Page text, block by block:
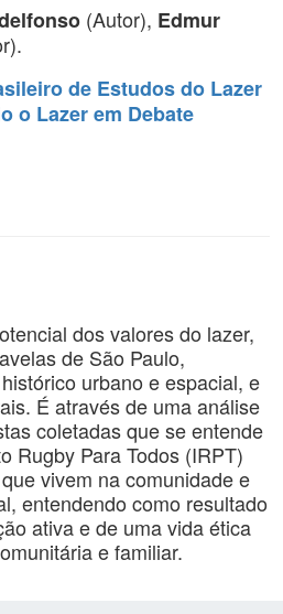
(Autor), Edmur
de Estudos do Lazer
o Lazer em Debate
dos valores do lazer,
de São Paulo,
urbano e espacial, e
É através de uma análise
coletadas que se entende
Rugby Para Todos (IRPT)
vivem na comunidade e
entendendo como resultado
ativa e de uma vida ética
e familiar.